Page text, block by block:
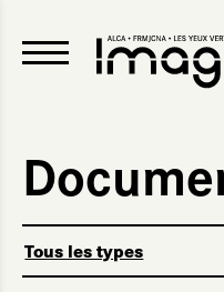
Tous les types
Education aux images